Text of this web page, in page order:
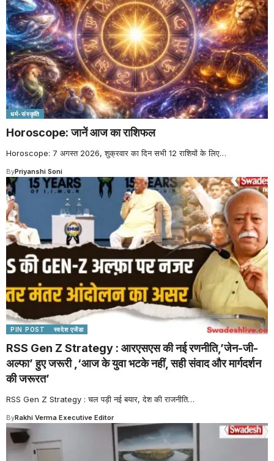
धर्म-संस्कृति
Horoscope: जानें आज का राशिफल
Horoscope: 7 अगस्त 2026, शुक्रवार का दिन सभी 12 राशियों के लिए…
ByPriyanshi Soni
PIN POST स्वदेश एजेंडा
RSS Gen Z Strategy : आरएसएस की नई रणनीति,’जेन-जी-
अल्फा’ हुए जरूरी ,‘आज के युवा भटके नहीं, सही संवाद और मार्गदर्शन
की जरूरत’
RSS Gen Z Strategy : चल पड़ी नई बयार, देश की राजनीति…
ByRakhi Verma Executive Editor